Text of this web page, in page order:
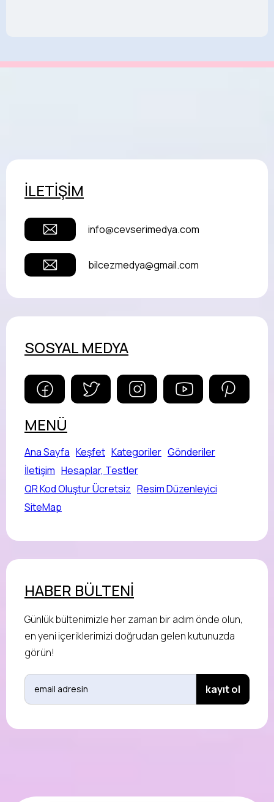
İLETİŞİM
info@cevserimedya.com
bilcezmedya@gmail.com
SOSYAL MEDYA
MENÜ
Ana Sayfa Keşfet Kategoriler Gönderiler
İletişim Hesaplar, Testler
QR Kod Oluştur Ücretsiz Resim Düzenleyici
SiteMap
HABER BÜLTENİ
Günlük bültenimizle her zaman bir adım önde olun,
en yeni içeriklerimizi doğrudan gelen kutunuzda
görün!